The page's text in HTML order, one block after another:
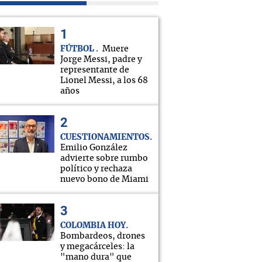
FÚTBOL
Muere
Jorge Messi, padre y
representante de
Lionel Messi, a los 68
años
CUESTIONAMIENTOS
Emilio González
advierte sobre rumbo
político y rechaza
nuevo bono de Miami
COLOMBIA HOY
Bombardeos, drones
y megacárceles: la
"mano dura" que